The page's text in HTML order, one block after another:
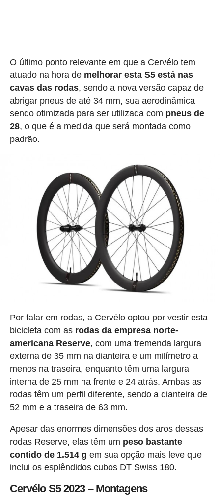
O último ponto relevante em que a Cervélo tem
atuado na hora de melhorar esta S5 está nas
cavas das rodas, sendo a nova versão capaz de
abrigar pneus de até 34 mm, sua aerodinâmica
sendo otimizada para ser utilizada com pneus de
28, o que é a medida que será montada como
padrão.
Por falar em rodas, a Cervélo optou por vestir esta
bicicleta com as rodas da empresa norte-
americana Reserve, com uma tremenda largura
externa de 35 mm na dianteira e um milímetro a
menos na traseira, enquanto têm uma largura
interna de 25 mm na frente e 24 atrás. Ambas as
rodas têm um perfil diferente, sendo a dianteira de
52 mm e a traseira de 63 mm.
Apesar das enormes dimensões dos aros dessas
rodas Reserve, elas têm um peso bastante
contido de 1.514 g em sua opção mais leve que
inclui os esplêndidos cubos DT Swiss 180.
Cervélo S5 2023 – Montagens